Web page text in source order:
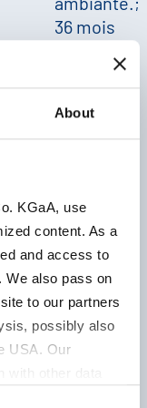
About
KGaA, use
content. As a
and access to
We also pass on
to our partners
possibly also
USA. Our
36 mois
à l'abri de la
ambiante.;
36 mois